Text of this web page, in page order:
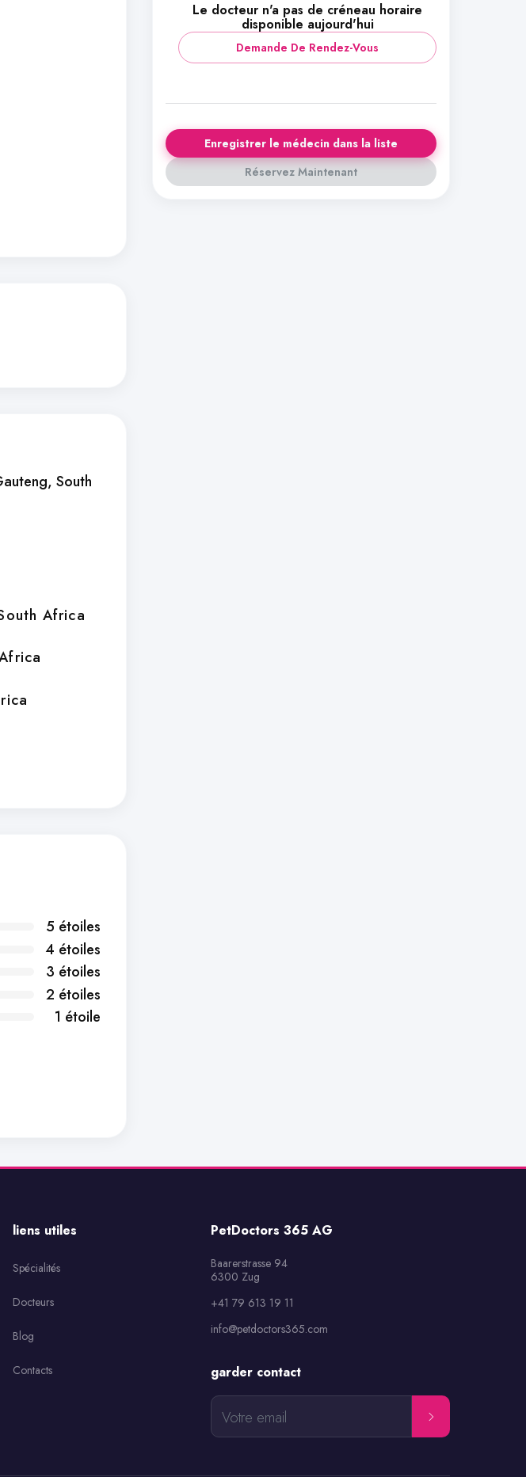
South
Africa
5 étoiles
4 étoiles
3 étoiles
2 étoiles
1 étoile
Le docteur n'a pas de créneau horaire
disponible aujourd'hui
Demande De Rendez-Vous
Enregistrer le médecin dans la liste
Réservez Maintenant
liens utiles
Spécialités
Docteurs
Blog
Contacts
PetDoctors 365 AG
Baarerstrasse 94
6300 Zug
+41 79 613 19 11
info@petdoctors365.com
garder contact
Votre email